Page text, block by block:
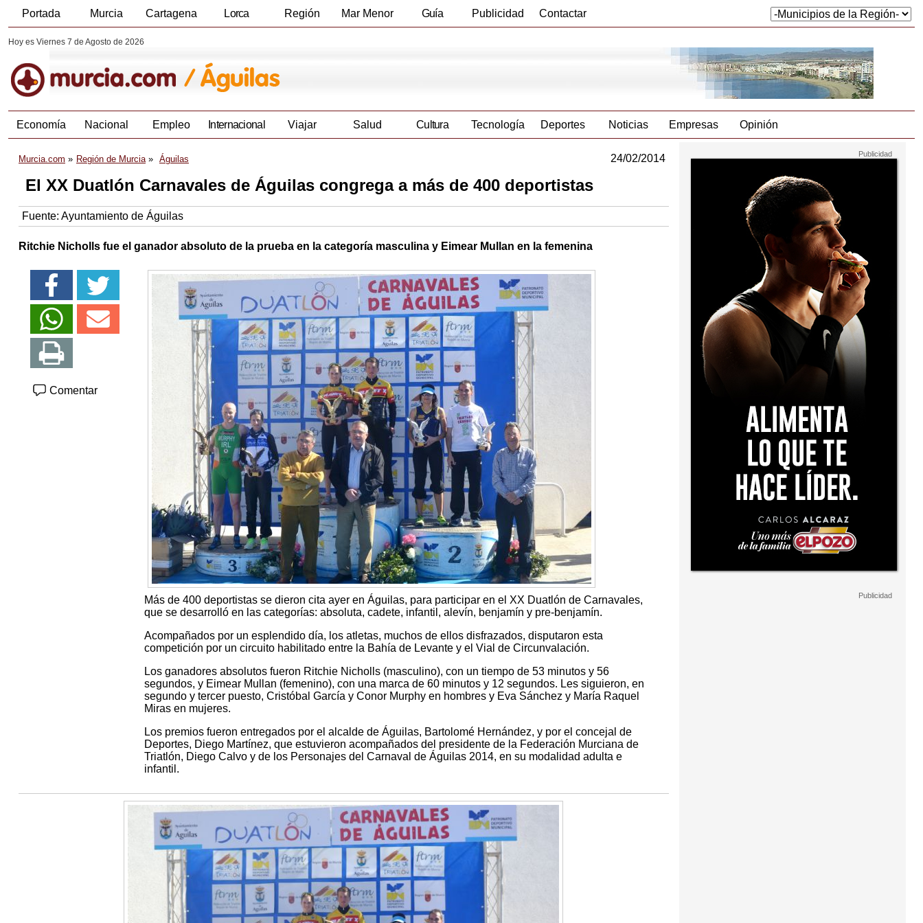
Portada Murcia Cartagena Lorca Región Mar Menor Guía Publicidad Contactar
Hoy es Viernes 7 de Agosto de 2026
Economía Nacional Empleo Internacional Viajar Salud Cultura Tecnología Deportes Noticias Empresas Opinión
Murcia.com Región de Murcia Águilas 24/02/2014
El XX Duatlón Carnavales de Águilas congrega a más de 400 deportistas
Fuente: Ayuntamiento de Águilas
Ritchie Nicholls fue el ganador absoluto de la prueba en la categoría masculina y Eimear Mullan en la femenina
Comentar
Más de 400 deportistas se dieron cita ayer en Águilas, para participar en el XX Duatlón de Carnavales,
que se desarrolló en las categorías: absoluta, cadete, infantil, alevín, benjamín y pre-benjamín.
Acompañados por un esplendido día, los atletas, muchos de ellos disfrazados, disputaron esta
competición por un circuito habilitado entre la Bahía de Levante y el Vial de Circunvalación.
Los ganadores absolutos fueron Ritchie Nicholls (masculino), con un tiempo de 53 minutos y 56
segundos, y Eimear Mullan (femenino), con una marca de 60 minutos y 12 segundos. Les siguieron, en
segundo y tercer puesto, Cristóbal García y Conor Murphy en hombres y Eva Sánchez y María Raquel
Miras en mujeres.
Los premios fueron entregados por el alcalde de Águilas, Bartolomé Hernández, y por el concejal de
Deportes, Diego Martínez, que estuvieron acompañados del presidente de la Federación Murciana de
Triatlón, Diego Calvo y de los Personajes del Carnaval de Águilas 2014, en su modalidad adulta e
infantil.